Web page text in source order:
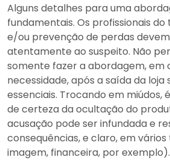
Alguns detalhes para uma
fundamentais. Os profissionais
e/ou prevenção de perdas
atentamente ao suspeito. Não
somente fazer a abordagem, em
necessidade, após a saída da loja
essenciais. Trocando em miúdos,
de certeza da ocultação do
acusação pode ser infundada e
consequências, e claro, em
imagem, financeira, por exemplo).